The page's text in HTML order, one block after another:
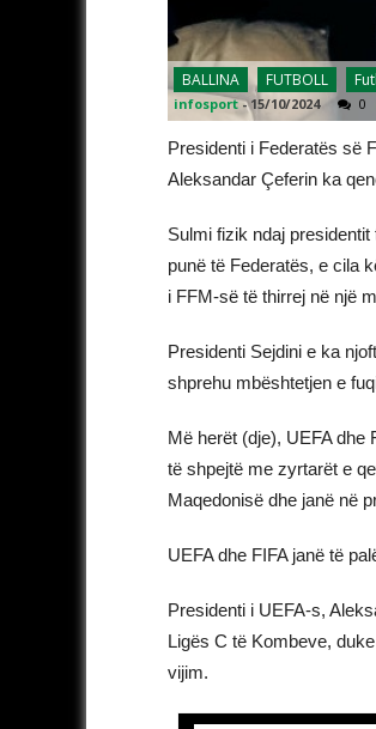
BALLINA FUTBOLL
infosport -15/10/2024 0
Presidenti i Federatës së
Aleksandar Çeferin ka
Sulmi fizik ndaj
punë të Federatës, e cila
i FFM-së të thirrej në një
Presidenti Sejdini e ka
shprehu mbështetjen e
Më herët (dje), UEFA
të shpejtë me zyrtarët e
Maqedonisë dhe janë në
UEFA dhe FIFA janë të
Presidenti i UEFA-s,
Ligës C të Kombeve,
vijim.